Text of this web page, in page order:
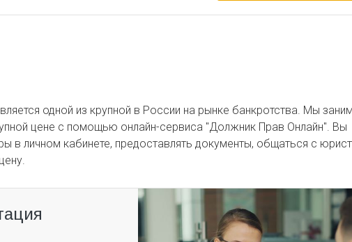
одной из крупной в России на рынке банкротства. Мы
цене с помощью онлайн-сервиса "Должник Прав Онлайн". Вы
в личном кабинете, предоставлять документы, общаться с